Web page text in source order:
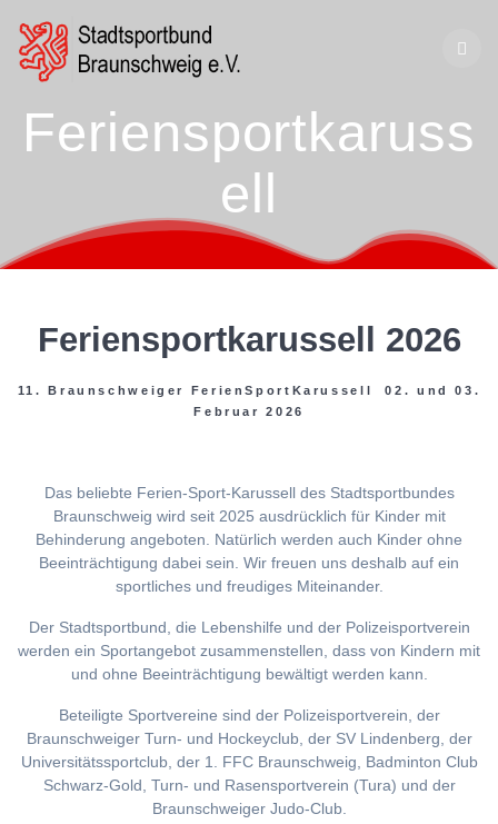
Feriensportkaruss
ell
Feriensportkarussell 2026
11. Braunschweiger FerienSportKarussell 02. und 03.
Februar 2026
Das beliebte Ferien-Sport-Karussell des Stadtsportbundes
Braunschweig wird seit 2025 ausdrücklich für Kinder mit
Behinderung angeboten. Natürlich werden auch Kinder ohne
Beeinträchtigung dabei sein. Wir freuen uns deshalb auf ein
sportliches und freudiges Miteinander.
Der Stadtsportbund, die Lebenshilfe und der Polizeisportverein
werden ein Sportangebot zusammenstellen, dass von Kindern mit
und ohne Beeinträchtigung bewältigt werden kann.
Beteiligte Sportvereine sind der Polizeisportverein, der
Braunschweiger Turn- und Hockeyclub, der SV Lindenberg, der
Universitätssportclub, der 1. FFC Braunschweig, Badminton Club
Schwarz-Gold, Turn- und Rasensportverein (Tura) und der
Braunschweiger Judo-Club.